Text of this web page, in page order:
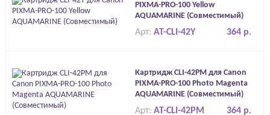
PIXMA-PRO-100 Yellow
AQUAMARINE (Совместимый)
364 р.
Арт:AT-CLI-42Y
Картридж CLI-42PM для Canon
PIXMA-PRO-100 Photo Magenta
AQUAMARINE (Совместимый)
364 р.
Арт: AT-CLI-42PM